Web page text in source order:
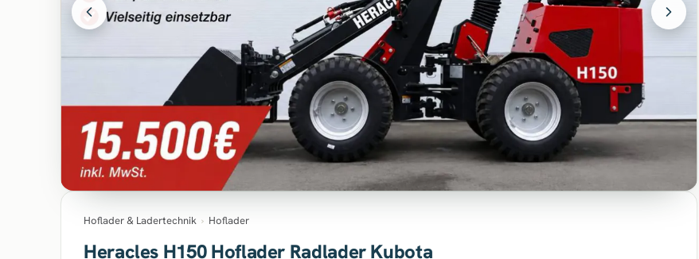
Hoflader & Ladertechnik › Hoflader
Heracles H150 Hoflader Radlader Kubota